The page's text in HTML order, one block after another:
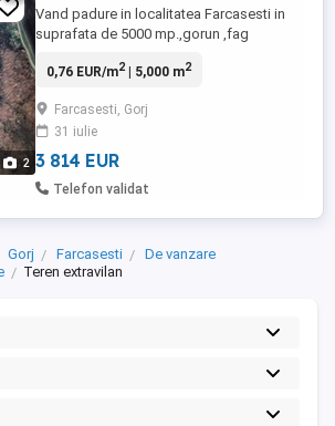
2
Vand padure in localitatea Farcasesti in
suprafata de 5000 mp.,gorun ,fag
negociabil 25000 lei.Terenul forestier se
distanta de 100-150 m de drumul betonat
ce ajunge la sediul Pinoasa , fiind usor de
exploatat .Telefon ...
0,76 EUR/m2| 5,000 m2
Farcasesti, Gorj
31 iulie
3 814 EUR
Telefon validat
Gorj Farcasesti
De vanzare
Teren extravilan